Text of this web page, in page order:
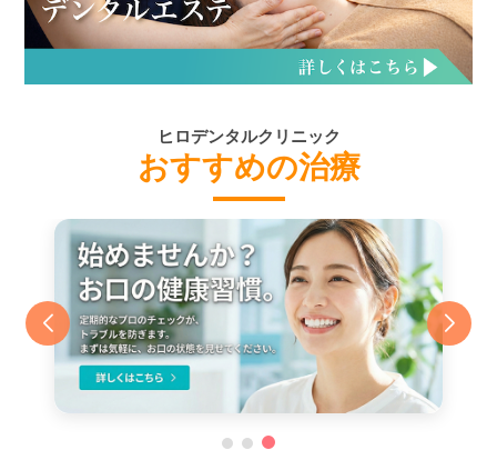
ヒロデンタルクリニック
おすすめの治療